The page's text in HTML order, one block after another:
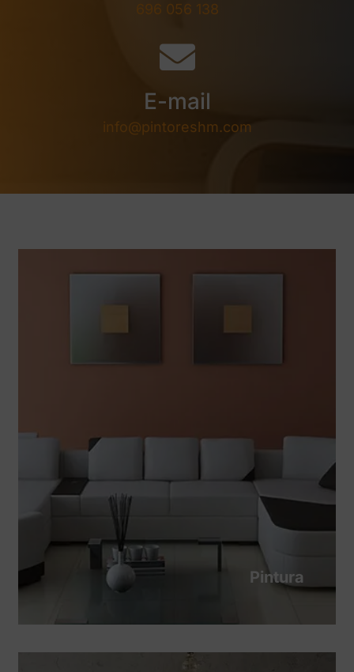
696 056 138
E-mail
info@pintoreshm.com
Pintura